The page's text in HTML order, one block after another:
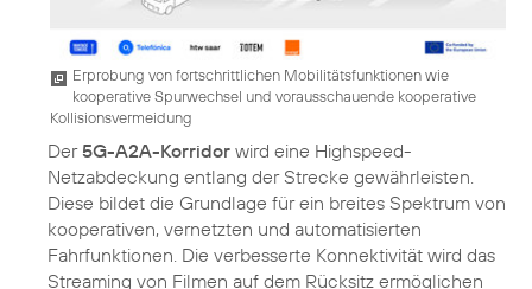
Erprobung von fortschrittlichen Mobilitätsfunktionen wie
kooperative Spurwechsel und vorausschauende kooperative
Kollisionsvermeidung
Der5G-A2A-Korridor wird eine Highspeed-
Netzabdeckung entlang der Strecke gewährleisten.
Diese bildet die Grundlage für ein breites Spektrum von
kooperativen, vernetzten und automatisierten
Fahrfunktionen. Die verbesserte Konnektivität wird das
Streaming von Filmen auf dem Rücksitz ermöglichen